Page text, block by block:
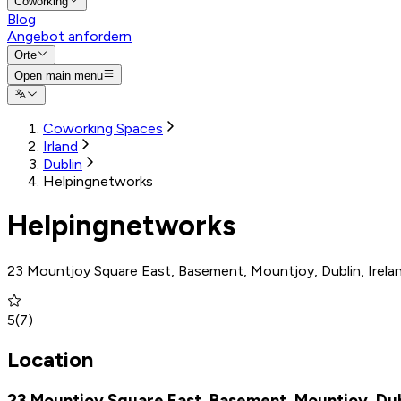
Blog
Angebot anfordern
Orte
Open main menu
Coworking Spaces
Irland
Dublin
Helpingnetworks
Helpingnetworks
23 Mountjoy Square East, Basement, Mountjoy, Dublin,
5(7)
Location